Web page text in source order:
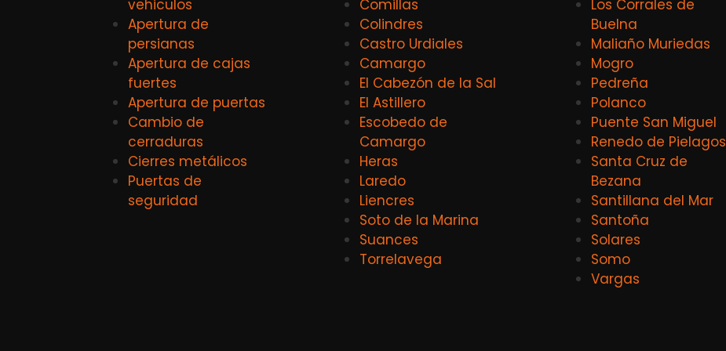
vehiculos
Apertura de
persianas
Apertura de cajas
fuertes
Apertura de puertas
Cambio de
cerraduras
Cierres metálicos
Puertas de
seguridad
Comillas
Colindres
Castro Urdiales
Camargo
El Cabezón de la Sal
El Astillero
Escobedo de
Camargo
Heras
Laredo
Liencres
Soto de la Marina
Suances
Torrelavega
Los Corrales de
Buelna
Maliaño Muriedas
Mogro
Pedreña
Polanco
Puente San Miguel
Renedo de Pielagos
Santa Cruz de
Bezana
Santillana del Mar
Santoña
Solares
Somo
Vargas